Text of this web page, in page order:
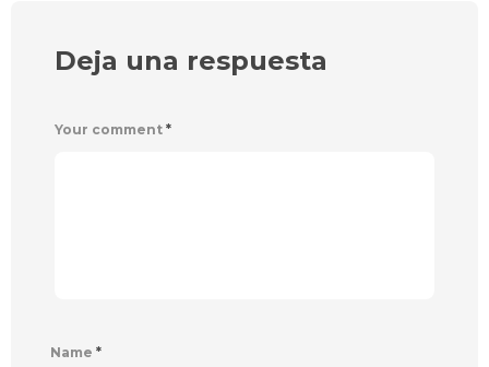
Deja una respuesta
Your comment *
Name *